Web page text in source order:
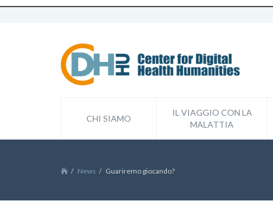
CHI SIAMO
IL VIAGGIO CON LA
MALATTIA
News Guariremo giocando?